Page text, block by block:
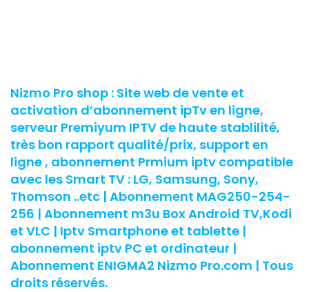
Nizmo Pro shop : Site web de vente et
activation d’abonnement ipTv en ligne,
serveur Premiyum IPTV de haute stablilité,
très bon rapport qualité/prix, support en
ligne , abonnement Prmium iptv compatible
avec les Smart TV : LG, Samsung, Sony,
Thomson ..etc | Abonnement MAG250-254-
256 | Abonnement m3u Box Android TV,Kodi
et VLC | Iptv Smartphone et tablette |
abonnement iptv PC et ordinateur |
Abonnement ENIGMA2 Nizmo Pro.com | Tous
droits réservés.